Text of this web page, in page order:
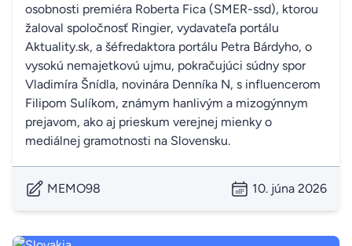
osobnosti premiéra Roberta Fica (SMER-ssd), ktorou
žaloval spoločnosť Ringier, vydavateľa portálu
Aktuality.sk, a šéfredaktora portálu Petra Bárdyho, o
vysokú nemajetkovú ujmu, pokračujúci súdny spor
Vladimíra Šnídla, novinára Denníka N, s influencerom
Filipom Sulíkom, známym hanlivým a mizogýnnym
prejavom, ako aj prieskum verejnej mienky o
mediálnej gramotnosti na Slovensku.
MEMO98 10. júna 2026